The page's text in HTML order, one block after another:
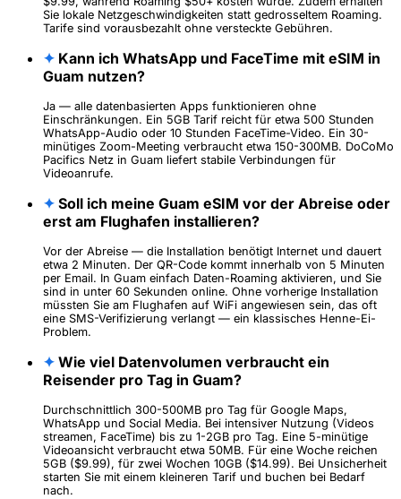
Sie lokale Netzgeschwindigkeiten statt gedrosseltem Roaming.
Tarife sind vorausbezahlt ohne versteckte Gebühren.
✦ Kann ich WhatsApp und FaceTime mit eSIM in
Guam nutzen?
Ja — alle datenbasierten Apps funktionieren ohne
Einschränkungen. Ein 5GB Tarif reicht für etwa 500 Stunden
WhatsApp-Audio oder 10 Stunden FaceTime-Video. Ein 30-
minütiges Zoom-Meeting verbraucht etwa 150-300MB. DoCoMo
Pacifics Netz in Guam liefert stabile Verbindungen für
Videoanrufe.
✦ Soll ich meine Guam eSIM vor der Abreise oder
erst am Flughafen installieren?
Vor der Abreise — die Installation benötigt Internet und dauert
etwa 2 Minuten. Der QR-Code kommt innerhalb von 5 Minuten
per Email. In Guam einfach Daten-Roaming aktivieren, und Sie
sind in unter 60 Sekunden online. Ohne vorherige Installation
müssten Sie am Flughafen auf WiFi angewiesen sein, das oft
eine SMS-Verifizierung verlangt — ein klassisches Henne-Ei-
Problem.
✦ Wie viel Datenvolumen verbraucht ein
Reisender pro Tag in Guam?
Durchschnittlich 300-500MB pro Tag für Google Maps,
WhatsApp und Social Media. Bei intensiver Nutzung (Videos
streamen, FaceTime) bis zu 1-2GB pro Tag. Eine 5-minütige
Videoansicht verbraucht etwa 50MB. Für eine Woche reichen
5GB ($9.99), für zwei Wochen 10GB ($14.99). Bei Unsicherheit
starten Sie mit einem kleineren Tarif und buchen bei Bedarf
nach.